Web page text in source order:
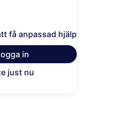
få anpassad hjälp
in
just nu